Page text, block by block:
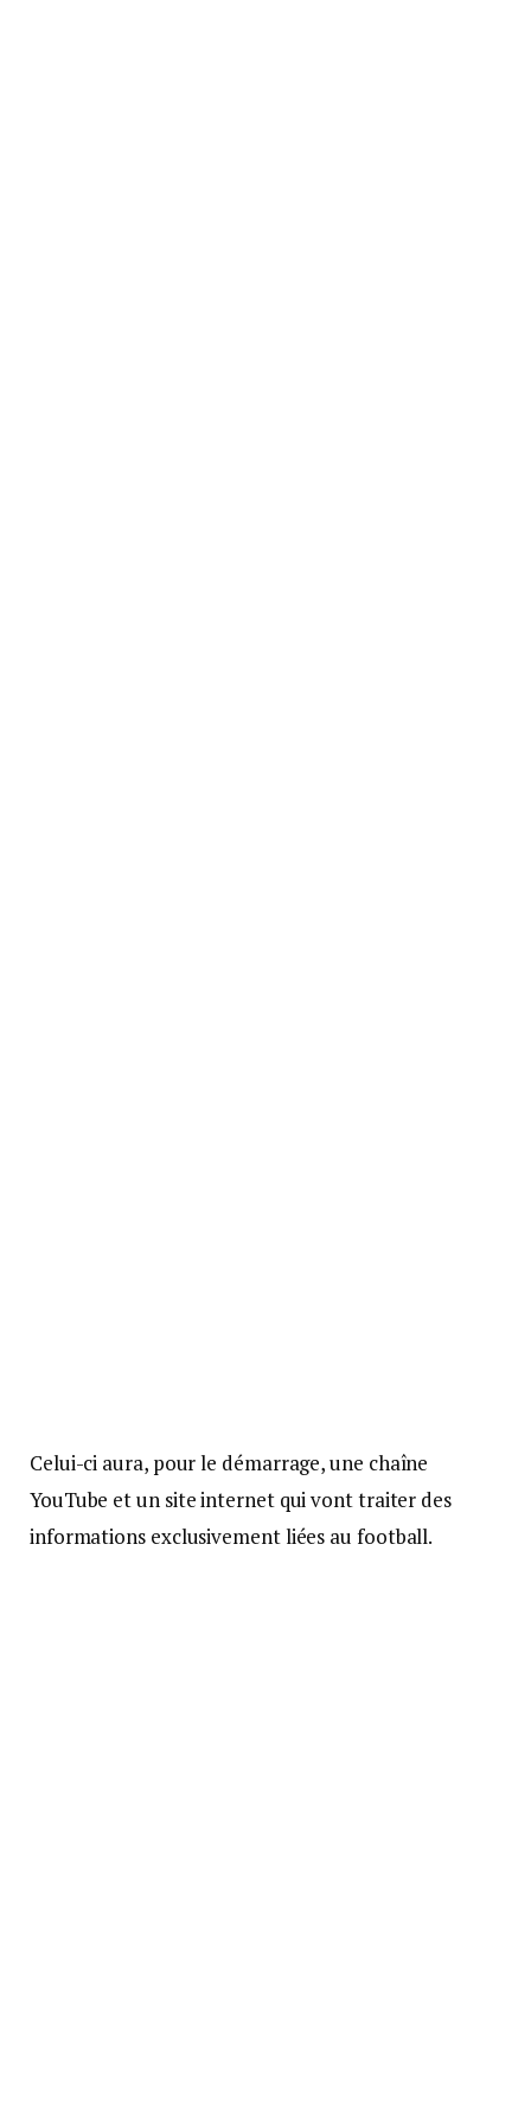
Celui-ci aura, pour le démarrage, une chaîne
YouTube et un site internet qui vont traiter des
informations exclusivement liées au football.